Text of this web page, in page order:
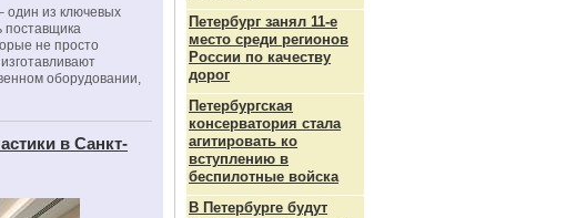
один из ключевых
поставщика
не просто
оборудовании,
в Санкт-
Петербург занял 11-е
место среди регионов
России по качеству
дорог
Петербургская
консерватория стала
агитировать ко
вступлению в
беспилотные войска
В Петербурге будут